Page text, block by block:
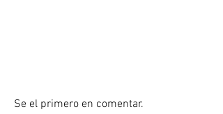
Se el primero en comentar.